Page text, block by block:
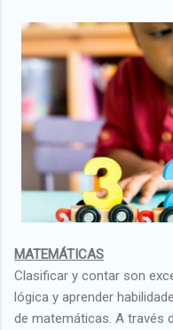
MATEMÁTICAS
Clasificar y contar son
lógica y aprender
de matemáticas. A través